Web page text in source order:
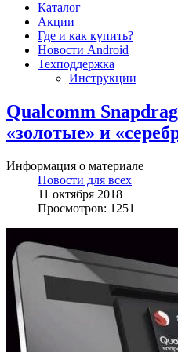
Каталог
Акции
Где и как купить?
Новости Android
Техподдержка
Инструкции
Qualcomm
«золотые» и
Информация о материале
Новости для всех
11 октября 2018
Просмотров: 1251